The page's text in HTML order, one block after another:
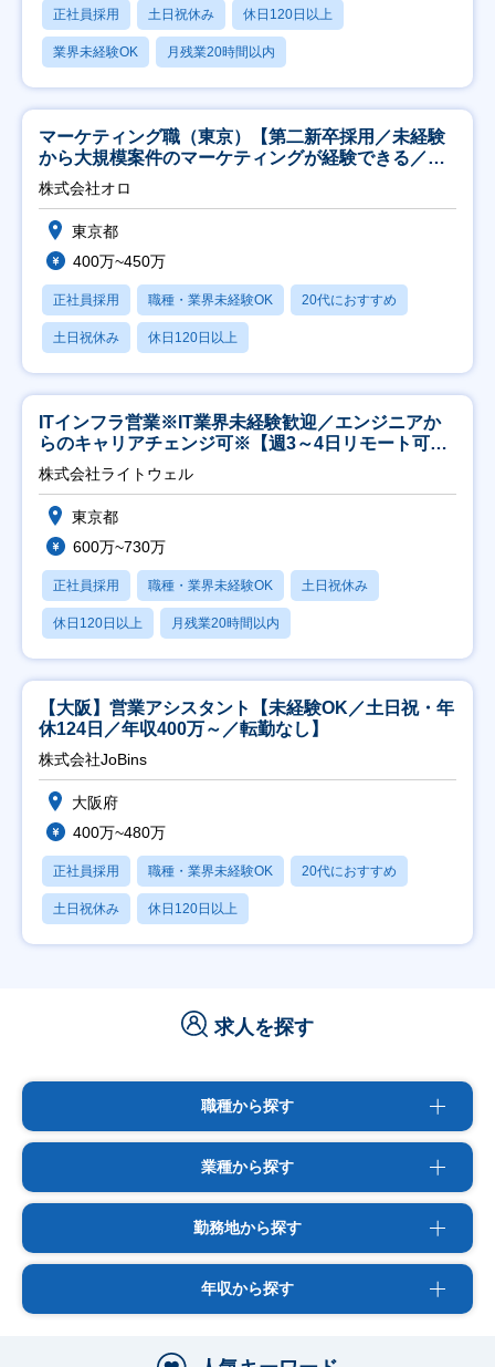
正社員採用 土日祝休み 休日120日以上
業界未経験OK 月残業20時間以内
マーケティング職（東京）【第二新卒採用／未経験
から大規模案件のマーケティングが経験できる／研
修充実】
株式会社オロ
東京都
400万~450万
正社員採用 職種・業界未経験OK 20代におすすめ
土日祝休み 休日120日以上
ITインフラ営業※IT業界未経験歓迎／エンジニアか
らのキャリアチェンジ可※【週3～4日リモート可
能】
株式会社ライトウェル
東京都
600万~730万
正社員採用 職種・業界未経験OK 土日祝休み
休日120日以上 月残業20時間以内
【大阪】営業アシスタント【未経験OK／土日祝・年
休124日／年収400万～／転勤なし】
株式会社JoBins
大阪府
400万~480万
正社員採用 職種・業界未経験OK 20代におすすめ
土日祝休み 休日120日以上
求人を探す
職種から探す
業種から探す
勤務地から探す
年収から探す